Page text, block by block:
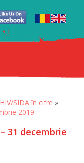
HIV/SIDA în cifre »
2019
31 decembrie